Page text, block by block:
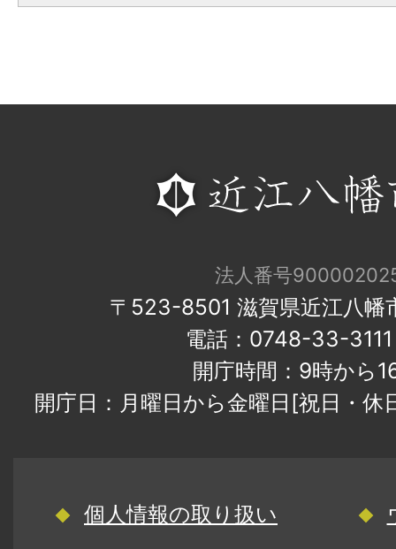
法人番号
〒523-8501 滋賀県近江八幡
電話：0748-33-
開庁時間：9時から
開庁日：月曜日から金曜日[祝日・
個人情報の取り扱い